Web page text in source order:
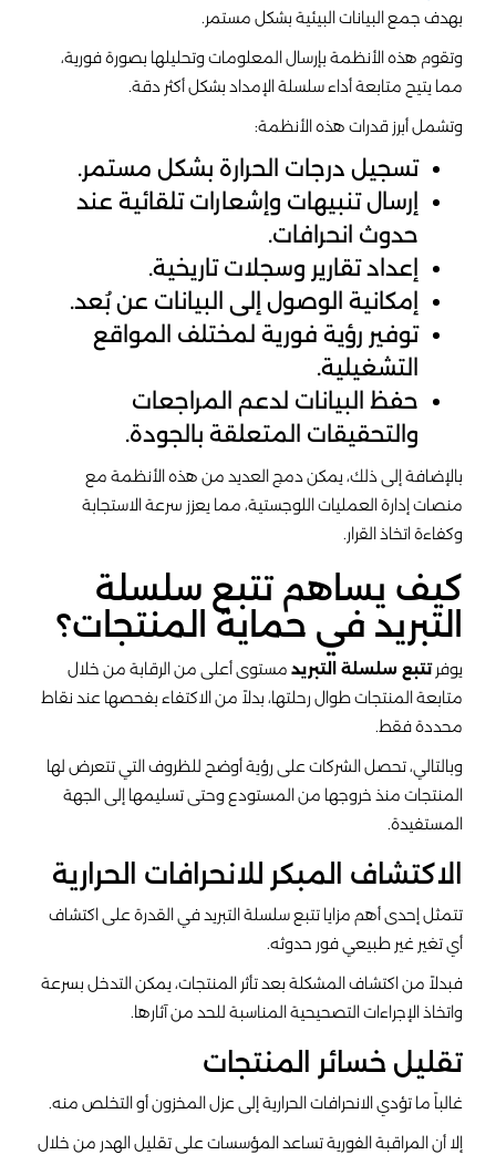
بهدف جمع البيانات البيئية بشكل مستمر.
وتقوم هذه الأنظمة بإرسال المعلومات وتحليلها بصورة فورية،
مما يتيح متابعة أداء سلسلة الإمداد بشكل أكثر دقة.
وتشمل أبرز قدرات هذه الأنظمة:
تسجيل درجات الحرارة بشكل مستمر.
إرسال تنبيهات وإشعارات تلقائية عند
حدوث انحرافات.
إعداد تقارير وسجلات تاريخية.
إمكانية الوصول إلى البيانات عن بُعد.
توفير رؤية فورية لمختلف المواقع
التشغيلية.
حفظ البيانات لدعم المراجعات
والتحقيقات المتعلقة بالجودة.
بالإضافة إلى ذلك، يمكن دمج العديد من هذه الأنظمة مع
منصات إدارة العمليات اللوجستية، مما يعزز سرعة الاستجابة
وكفاءة اتخاذ القرار.
كيف يساهم تتبع سلسلة
التبريد في حماية المنتجات؟
يوفرتتبع سلسلة التبريد مستوى أعلى من الرقابة من خلال
متابعة المنتجات طوال رحلتها، بدلاً من الاكتفاء بفحصها عند نقاط
محددة فقط.
وبالتالي، تحصل الشركات على رؤية أوضح للظروف التي تتعرض لها
المنتجات منذ خروجها من المستودع وحتى تسليمها إلى الجهة
المستفيدة.
الاكتشاف المبكر للانحرافات الحرارية
تتمثل إحدى أهم مزايا تتبع سلسلة التبريد في القدرة على اكتشاف
أي تغير غير طبيعي فور حدوثه.
فبدلاً من اكتشاف المشكلة بعد تأثر المنتجات، يمكن التدخل بسرعة
واتخاذ الإجراءات التصحيحية المناسبة للحد من آثارها.
تقليل خسائر المنتجات
غالباً ما تؤدي الانحرافات الحرارية إلى عزل المخزون أو التخلص منه.
إلا أن المراقبة الفورية تساعد المؤسسات على تقليل الهدر من خلال